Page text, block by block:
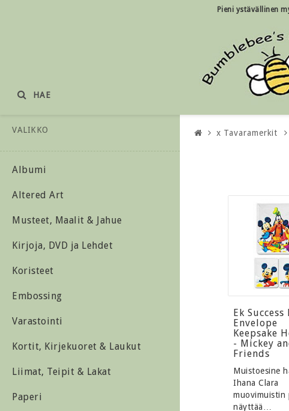
Pieni ystävällinen
HAE
VALIKKO
Albumi
Altered Art
Musteet, Maalit & Jahue
Kirjoja, DVD ja Lehdet
Koristeet
Embossing
Varastointi
Kortit, Kirjekuoret & Laukut
Liimat, Teipit & Lakat
Paperi
x Tavaramerkit
Ek Success
Envelope
Keepsake
- Mickey
Friends
Muistoesine
Ihana Clara
muovimuistin
näyttää…